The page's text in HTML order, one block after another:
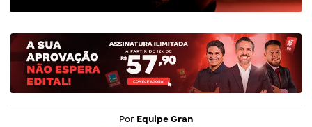
Por Equipe Gran